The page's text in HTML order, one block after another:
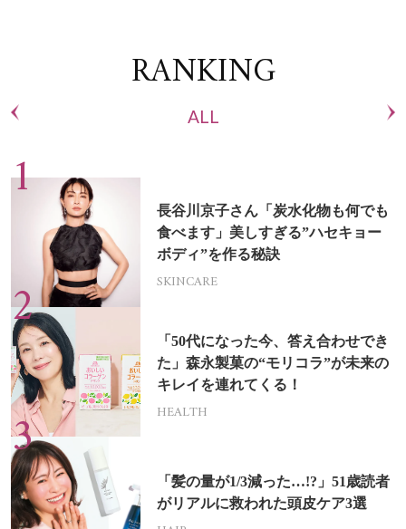
RANKING
ALL
長谷川京子さん「炭水化物も何でも
食べます」美しすぎる”ハセキョー
ボディ”を作る秘訣
SKINCARE
「50代になった今、答え合わせでき
た」森永製菓の“モリコラ”が未来の
キレイを連れてくる！
HEALTH
「髪の量が1/3減った…!?」51歳読者
がリアルに救われた頭皮ケア3選